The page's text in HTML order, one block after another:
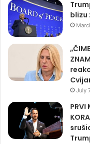
blizu
July
PRVI